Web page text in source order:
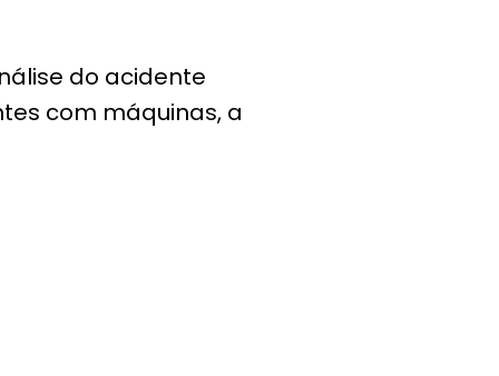
do acidente
com máquinas, a